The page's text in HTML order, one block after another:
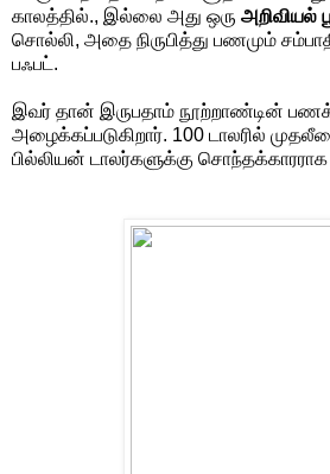
காலத்தில்., இல்லை அது ஒரு அறிவியல்
சொல்லி, அதை நிருபித்து பணமும்
பஃபட்.
இவர் தான் இருபதாம் நூற்றாண்டின்
அழைக்கப்படுகிறார். 100 டாலரில்
பில்லியன் டாலர்களுக்கு